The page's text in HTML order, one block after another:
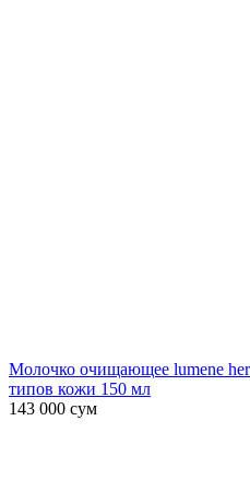
Молочко очищающее lumene
типов кожи 150 мл
143 000 сум